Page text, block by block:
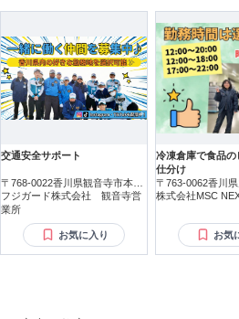
交通安全サポート
〒768-0022香川県観音寺市本大
町
フジガード株式会社 観音寺営
業所
お気に入り
冷凍倉庫で食品
仕分け
〒763-0062香川
株式会社MSC
お気